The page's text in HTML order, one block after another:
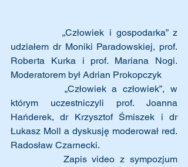
		„Człowiek i gospodarka” z
udziałem dr Moniki Paradowskiej, prof.
Roberta Kurka i prof. Mariana Nogi.
Moderatorem był Adrian Prokopczyk
którym uczestniczyli prof. Joanna
Hańderek, dr Krzysztof Śmiszek i dr
Łukasz Moll a dyskusję moderował red.
Radosław Czarnecki.